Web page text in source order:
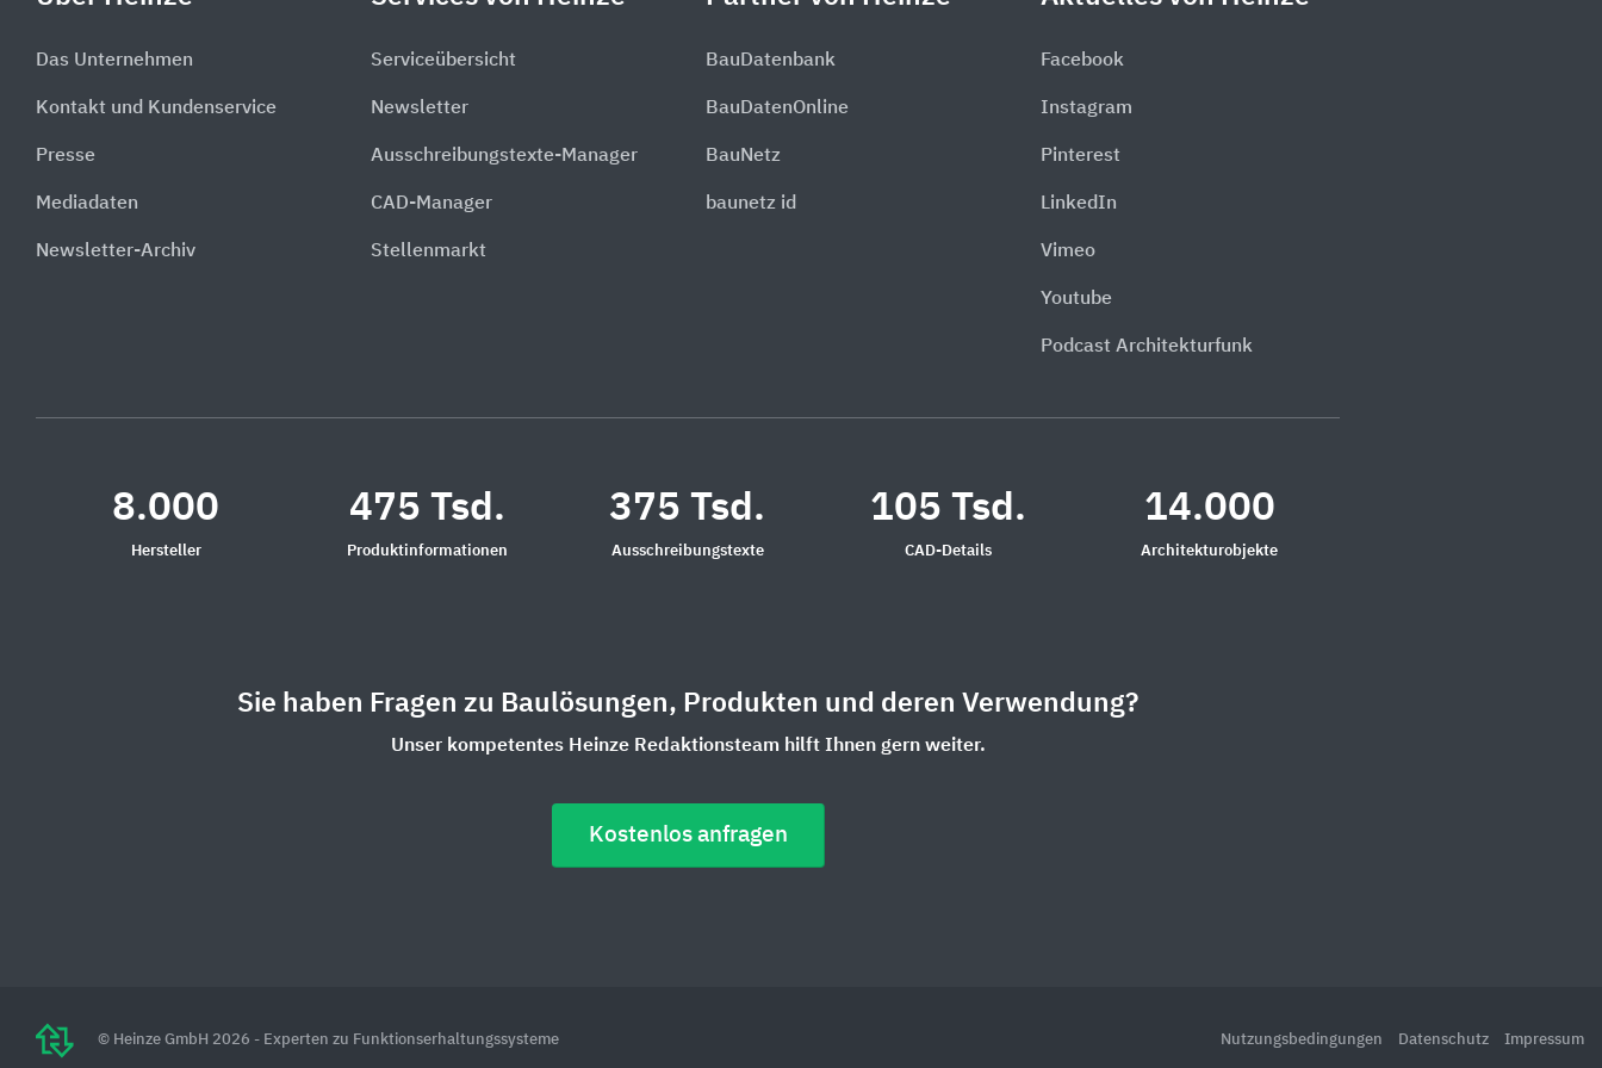
Das Unternehmen
Kontakt und Kundenservice
Presse
Mediadaten
Newsletter-Archiv
Serviceübersicht
Newsletter
Ausschreibungstexte-Manager
CAD-Manager
Stellenmarkt
BauDatenbank
BauDatenOnline
BauNetz
baunetz id
Facebook
Instagram
Pinterest
LinkedIn
Vimeo
Youtube
Podcast Architekturfunk
8.000
Hersteller
475 Tsd.
Produktinformationen
375 Tsd.
Ausschreibungstexte
105 Tsd.
CAD-Details
14.000
Architekturobjekte
Sie haben Fragen zu Baulösungen, Produkten und deren Verwendung?
Unser kompetentes Heinze Redaktionsteam hilft Ihnen gern weiter.
Kostenlos anfragen
© Heinze GmbH 2026 - Experten zu Funktionserhaltungssysteme Nutzungsbedingungen Datenschutz Impressum